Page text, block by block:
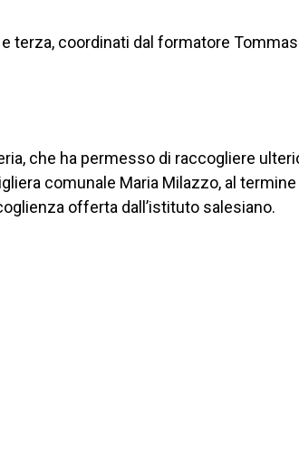
terza, coordinati dal formatore
che ha permesso di raccogliere
comunale Maria Milazzo, al termine
offerta dall’istituto salesiano.